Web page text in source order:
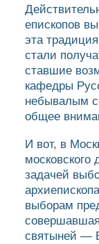
епископов
эта
стали
ставшие
кафедры
небывалым
общее
И вот, в
московского
задачей
выборам
святыней —